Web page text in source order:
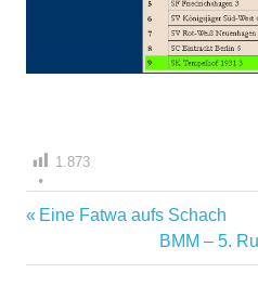
1.873
Vorheriger
Eine Fatwa aufs Schach
Nächster
Beitrag:
BMM – 5.